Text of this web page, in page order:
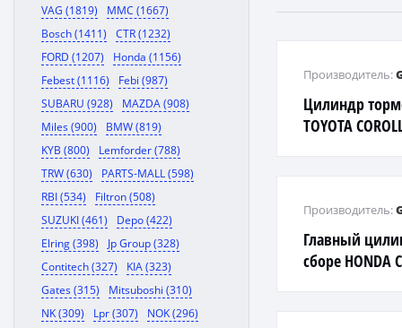
VAG (1819)
MMC (1667)
Bosch (1411)
CTR (1232)
FORD (1207)
Honda (1156)
Febest (1116)
Febi (987)
SUBARU (928)
MAZDA (908)
Miles (900)
BMW (819)
KYB (800)
Lemforder (788)
TRW (630)
PARTS-MALL (598)
RBI (534)
Filtron (508)
SUZUKI (461)
Depo (422)
Elring (398)
Jp Group (328)
Contitech (327)
KIA (323)
Gates (315)
Mitsuboshi (310)
NK (309)
Lpr (307)
NOK (296)
Цилиндр
TOYOTA
Производитель:
Главный
сборе HONDA
Производитель: